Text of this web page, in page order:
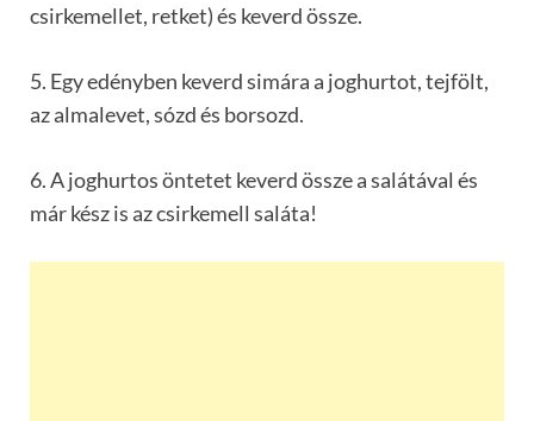
csirkemellet, retket) és keverd össze.
5. Egy edényben keverd simára a joghurtot, tejfölt,
az almalevet, sózd és borsozd.
6. A joghurtos öntetet keverd össze a salátával és
már kész is az csirkemell saláta!